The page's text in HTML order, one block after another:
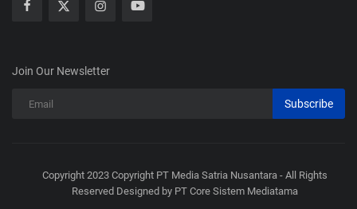
Join Our Newsletter
Subscribe
Copyright 2023 Copyright PT Media Satria Nusantara - All Rights
Reserved Designed by PT Core Sistem Mediatama